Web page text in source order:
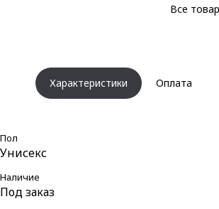
Все
Характеристики Оплата
Пол
Унисекс
Наличие
Под заказ